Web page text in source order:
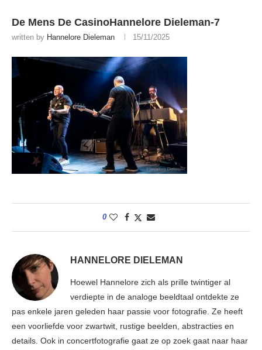
De Mens De CasinoHannelore Dieleman-7
written by Hannelore Dieleman 15/11/2025
0
HANNELORE DIELEMAN
Hoewel Hannelore zich als prille twintiger al
verdiepte in de analoge beeldtaal ontdekte ze
pas enkele jaren geleden haar passie voor fotografie. Ze heeft
een voorliefde voor zwartwit, rustige beelden, abstracties en
details. Ook in concertfotografie gaat ze op zoek gaat naar haar